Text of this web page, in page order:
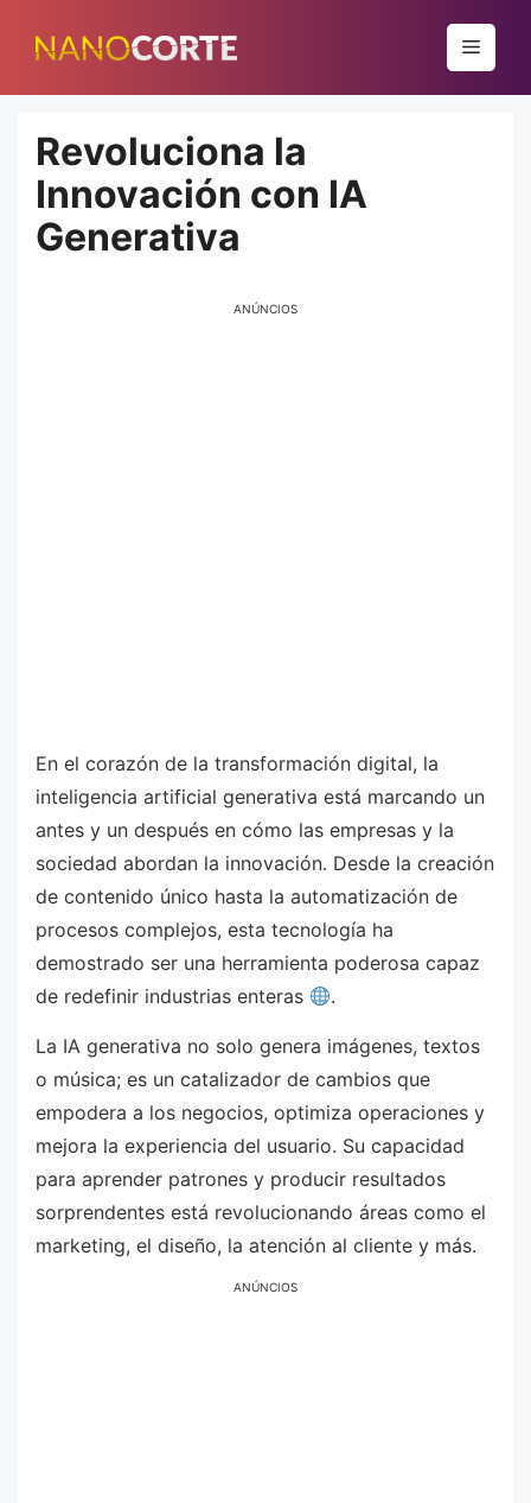
para
conteúdo
Menu
Revoluciona la
Innovación con IA
Generativa
ANÚNCIOS
En el corazón de la transformación digital, la
inteligencia artificial generativa está marcando un
antes y un después en cómo las empresas y la
sociedad abordan la innovación. Desde la creación
de contenido único hasta la automatización de
procesos complejos, esta tecnología ha
demostrado ser una herramienta poderosa capaz
de redefinir industrias enteras
.
La IA generativa no solo genera imágenes, textos
o música; es un catalizador de cambios que
empodera a los negocios, optimiza operaciones y
mejora la experiencia del usuario. Su capacidad
para aprender patrones y producir resultados
sorprendentes está revolucionando áreas como el
marketing, el diseño, la atención al cliente y más.
ANÚNCIOS